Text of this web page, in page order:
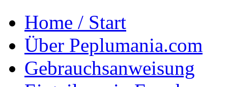
Home / Start
Über Peplumania.com
Gebrauchsanweisung